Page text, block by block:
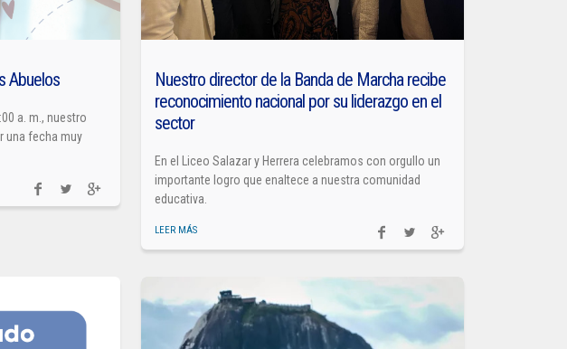
Abuelos
a. m., nuestro
una fecha muy
Nuestro director de la Banda de Marcha recibe
reconocimiento nacional por su liderazgo en el
sector
En el Liceo Salazar y Herrera celebramos con orgullo un
importante logro que enaltece a nuestra comunidad
educativa.
LEER MÁS